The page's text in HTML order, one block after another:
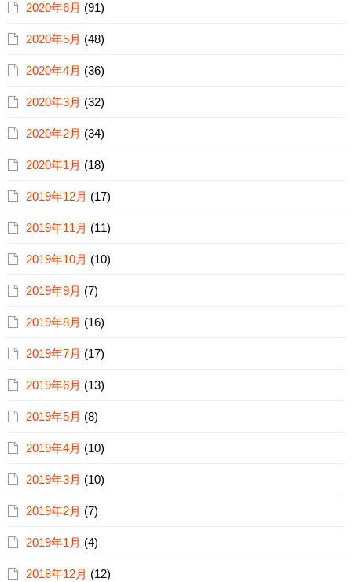
2020年6月 (91)
2020年5月 (48)
2020年4月 (36)
2020年3月 (32)
2020年2月 (34)
2020年1月 (18)
2019年12月 (17)
2019年11月 (11)
2019年10月 (10)
2019年9月 (7)
2019年8月 (16)
2019年7月 (17)
2019年6月 (13)
2019年5月 (8)
2019年4月 (10)
2019年3月 (10)
2019年2月 (7)
2019年1月 (4)
2018年12月 (12)